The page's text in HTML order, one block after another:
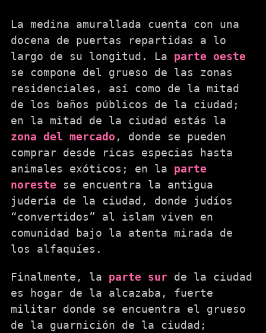
La medina amurallada cuenta con una
docena de puertas repartidas a lo
largo de su longitud. La parte oeste
se compone del grueso de las zonas
residenciales, así como de la mitad
de los baños públicos de la ciudad;
en la mitad de la ciudad estás la
zona del mercado , donde se pueden
comprar desde ricas especias hasta
animales exóticos; en la parte
noreste se encuentra la antigua
judería de la ciudad, donde judíos
“convertidos” al islam viven en
comunidad bajo la atenta mirada de
los alfaquíes.
Finalmente, la parte sur de la ciudad
es hogar de la alcazaba, fuerte
militar donde se encuentra el grueso
de la guarnición de la ciudad;